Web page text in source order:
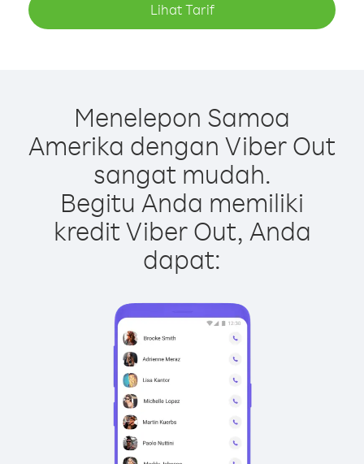
Lihat Tarif
Menelepon Samoa
Amerika dengan Viber Out
sangat mudah.
Begitu Anda memiliki
kredit Viber Out, Anda
dapat: